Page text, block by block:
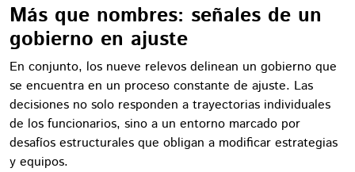
Más que nombres: señales de un
gobierno en ajuste
En conjunto, los nueve relevos delinean un gobierno que
se encuentra en un proceso constante de ajuste. Las
decisiones no solo responden a trayectorias individuales
de los funcionarios, sino a un entorno marcado por
desafíos estructurales que obligan a modificar estrategias
y equipos.